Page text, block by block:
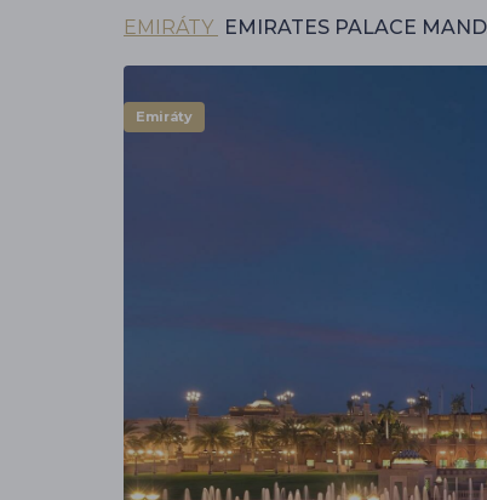
EMIRÁTY EMIRATES PALACE
Emiráty